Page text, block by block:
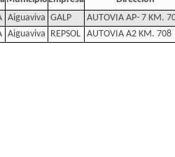
Aiguaviva GALP
AUTOVIA AP- 7 KM.
Aiguaviva REPSOL AUTOVIA A2 KM. 708